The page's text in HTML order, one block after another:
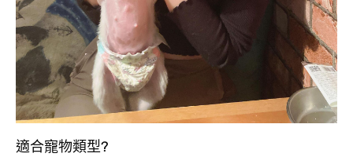
適合寵物類型?